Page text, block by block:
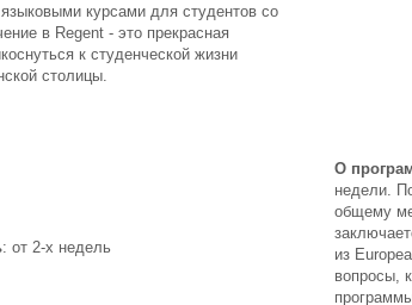
курсами для студентов со
в Regent - это прекрасная
к студенческой жизни
столицы.
: от 2-х недель
О
недели.
общему
из
вопросы,